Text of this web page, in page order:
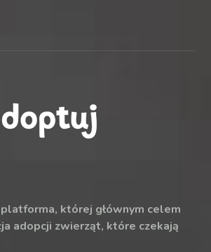
której głównym celem
adopcji zwierząt, które czekają